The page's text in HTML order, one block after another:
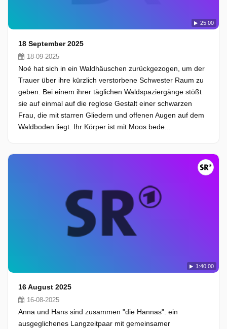
25:00
18 September 2025
18-09-2025
Noé hat sich in ein Waldhäuschen zurückgezogen, um der
Trauer über ihre kürzlich verstorbene Schwester Raum zu
geben. Bei einem ihrer täglichen Waldspaziergänge stößt
sie auf einmal auf die reglose Gestalt einer schwarzen
Frau, die mit starren Gliedern und offenen Augen auf dem
Waldboden liegt. Ihr Körper ist mit Moos bede...
1:40:00
16 August 2025
16-08-2025
Anna und Hans sind zusammen "die Hannas": ein
ausgeglichenes Langzeitpaar mit gemeinsamer